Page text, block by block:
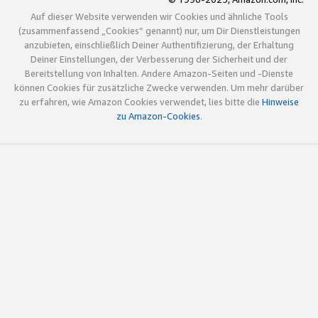
Auf dieser Website verwenden wir Cookies und ähnliche Tools
(zusammenfassend „Cookies“ genannt) nur, um Dir Dienstleistungen
anzubieten, einschließlich Deiner Authentifizierung, der Erhaltung
Deiner Einstellungen, der Verbesserung der Sicherheit und der
Bereitstellung von Inhalten. Andere Amazon-Seiten und -Dienste
können Cookies für zusätzliche Zwecke verwenden. Um mehr darüber
zu erfahren, wie Amazon Cookies verwendet, lies bitte die Hinweise
zu Amazon-Cookies.